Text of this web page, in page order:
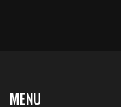
MENU